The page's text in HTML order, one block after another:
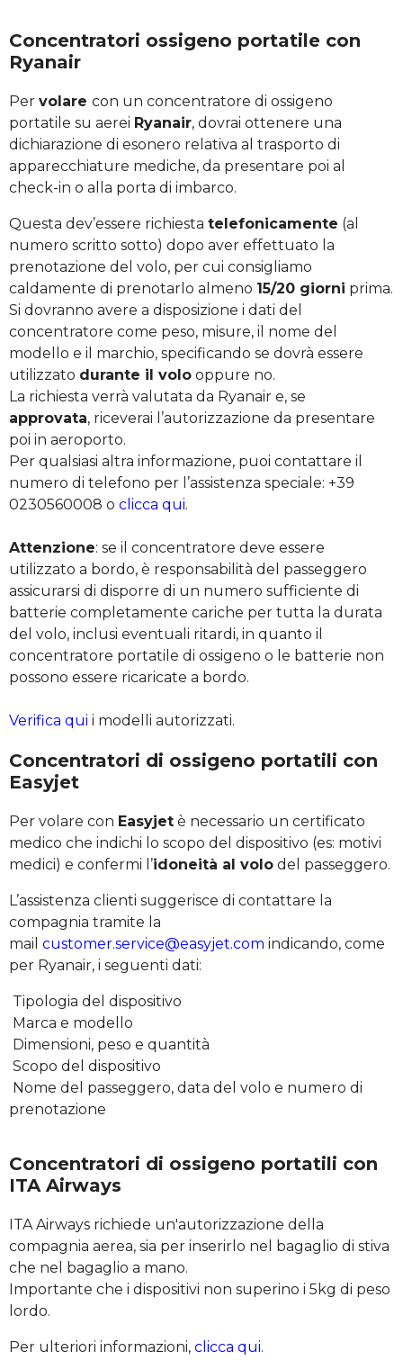
Concentratori ossigeno portatile con
Ryanair
Per volare con un concentratore di ossigeno
portatile su aerei Ryanair, dovrai ottenere una
dichiarazione di esonero relativa al trasporto di
apparecchiature mediche, da presentare poi al
check-in o alla porta di imbarco.
Questa dev’essere richiesta telefonicamente (al
numero scritto sotto) dopo aver effettuato la
prenotazione del volo, per cui consigliamo
caldamente di prenotarlo almeno 15/20 giorni prima.
Si dovranno avere a disposizione i dati del
concentratore come peso, misure, il nome del
modello e il marchio, specificando se dovrà essere
utilizzato durante il volo oppure no.
La richiesta verrà valutata da Ryanair e, se
approvata, riceverai l’autorizzazione da presentare
poi in aeroporto.
Per qualsiasi altra informazione, puoi contattare il
numero di telefono per l’assistenza speciale: +39
0230560008 o clicca qui.
Attenzione: se il concentratore deve essere
utilizzato a bordo, è responsabilità del passeggero
assicurarsi di disporre di un numero sufficiente di
batterie completamente cariche per tutta la durata
del volo, inclusi eventuali ritardi, in quanto il
concentratore portatile di ossigeno o le batterie non
possono essere ricaricate a bordo.
Verifica qui i modelli autorizzati.
Concentratori di ossigeno portatili con
Easyjet
Per volare con Easyjet è necessario un certificato
medico che indichi lo scopo del dispositivo (es: motivi
medici) e confermi l’idoneità al volo del passeggero.
L’assistenza clienti suggerisce di contattare la
compagnia tramite la
mail customer.service@easyjet.com indicando, come
per Ryanair, i seguenti dati:
Tipologia del dispositivo
Marca e modello
Dimensioni, peso e quantità
Scopo del dispositivo
Nome del passeggero, data del volo e numero di
prenotazione
Concentratori di ossigeno portatili con
ITA Airways
ITA Airways richiede un'autorizzazione della
compagnia aerea, sia per inserirlo nel bagaglio di stiva
che nel bagaglio a mano.
Importante che i dispositivi non superino i 5kg di peso
lordo.
Per ulteriori informazioni, clicca qui.